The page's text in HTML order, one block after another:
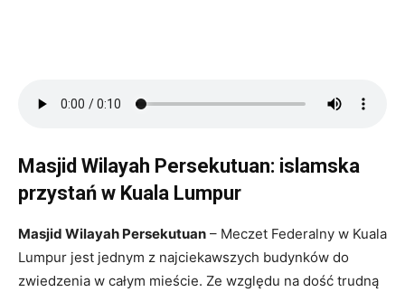
Masjid Wilayah Persekutuan: islamska
przystań w Kuala Lumpur
Masjid Wilayah Persekutuan – Meczet Federalny w Kuala
Lumpur jest jednym z najciekawszych budynków do
zwiedzenia w całym mieście. Ze względu na dość trudną